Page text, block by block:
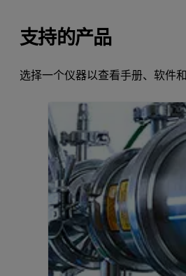
支持的产品
选择一个仪器以查看手册、软件